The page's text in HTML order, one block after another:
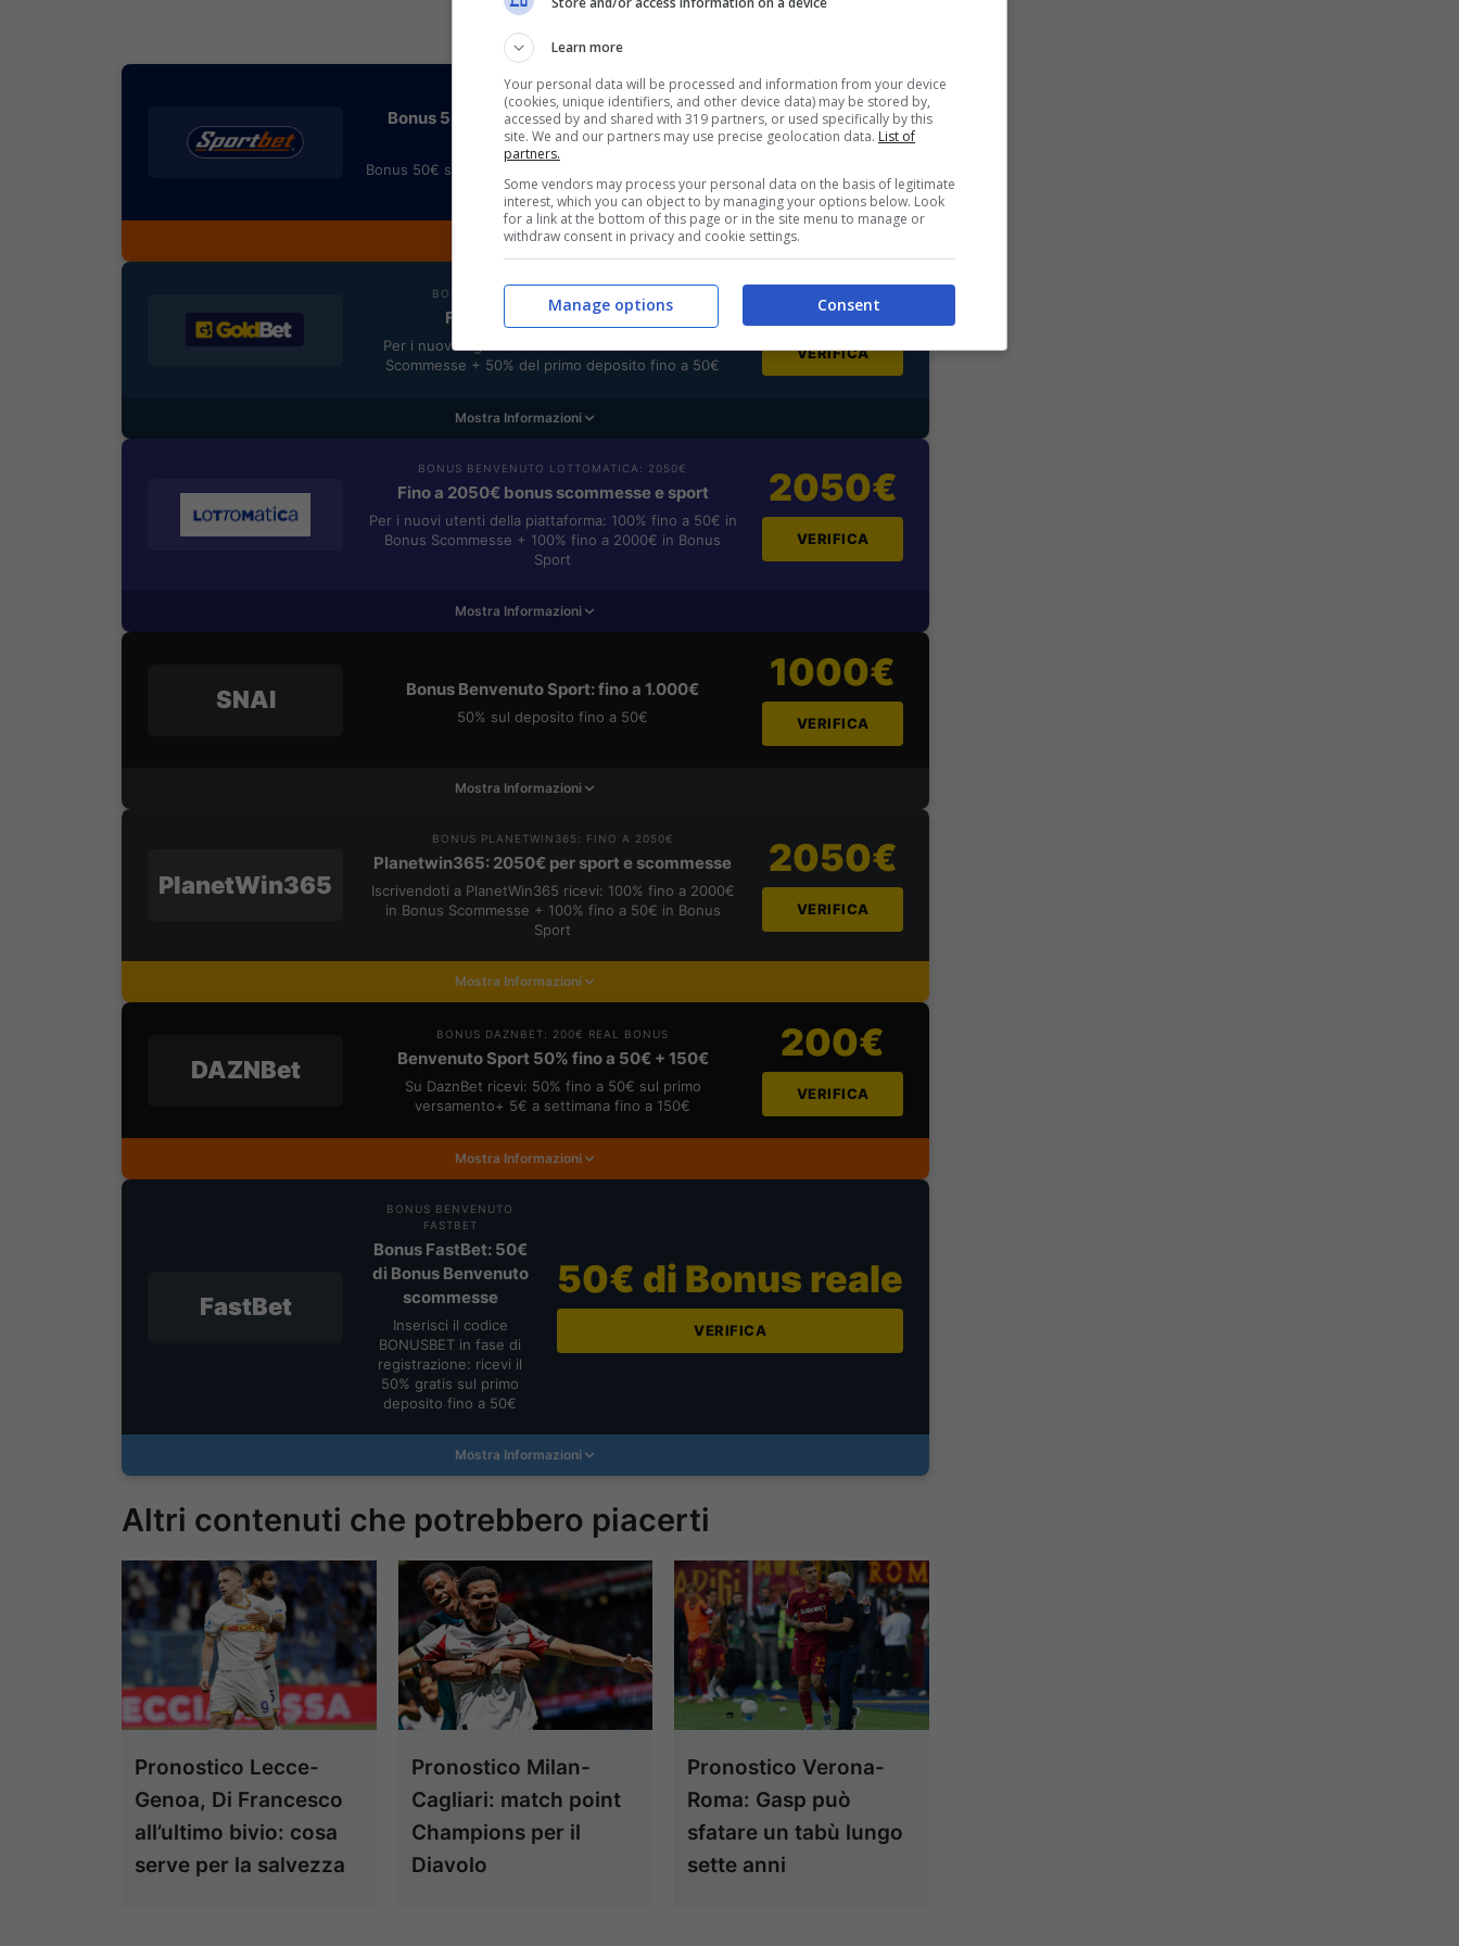
BONUS SPORTBET: 100€ SUBITO
Bonus 50€ SENZA deposito + fino a 50€ di
rimborso
Bonus 50€ senza deposito sport + fino a 50€ di bonus
rimborso sul primo deposito
200€
Mostra Informazioni
BONUS BENVENUTO GOLDBET: 2.050€
Fino a 2050€ sport e casino
Per i nuovi registrati: 100% fino a 2.000€ in Bonus
Scommesse + 50% del primo deposito fino a 50€
2050€
VERIFICA
Mostra Informazioni
BONUS BENVENUTO LOTTOMATICA: 2050€
Fino a 2050€ bonus scommesse e sport
Per i nuovi utenti della piattaforma: 100% fino a 50€ in
Bonus Scommesse + 100% fino a 2000€ in Bonus
Sport
2050€
VERIFICA
Mostra Informazioni
SNAI Bonus Benvenuto Sport: fino a 1.000€
50% sul deposito fino a 50€
1000€
VERIFICA
Mostra Informazioni
PlanetWin365
BONUS PLANETWIN365: FINO A 2050€
Planetwin365: 2050€ per sport e scommesse
Iscrivendoti a PlanetWin365 ricevi: 100% fino a 2000€
in Bonus Scommesse + 100% fino a 50€ in Bonus
Sport
2050€
VERIFICA
Mostra Informazioni
DAZNBet
BONUS DAZNBET: 200€ REAL BONUS
Benvenuto Sport 50% fino a 50€ + 150€
Su DaznBet ricevi: 50% fino a 50€ sul primo
versamento+ 5€ a settimana fino a 150€
200€
VERIFICA
Mostra Informazioni
FastBet
BONUS BENVENUTO
FASTBET
Bonus FastBet: 50€
di Bonus Benvenuto
scommesse
Inserisci il codice
BONUSBET in fase di
registrazione: ricevi il
50% gratis sul primo
deposito fino a 50€
50€ di Bonus reale
VERIFICA
Mostra Informazioni
Altri contenuti che potrebbero piacerti
Pronostico Lecce-
Genoa, Di Francesco
all’ultimo bivio: cosa
serve per la salvezza
Pronostico Milan-
Cagliari: match point
Champions per il
Diavolo
Pronostico Verona-
Roma: Gasp può
sfatare un tabù lungo
sette anni
Learn more
Your personal data will be processed and information from your device
(cookies, unique identifiers, and other device data) may be stored by,
accessed by and shared with 319 partners, or used specifically by this
site. We and our partners may use precise geolocation data. List of
partners.
Some vendors may process your personal data on the basis of legitimate
interest, which you can object to by managing your options below. Look
for a link at the bottom of this page or in the site menu to manage or
withdraw consent in privacy and cookie settings.
Consent
Manage options